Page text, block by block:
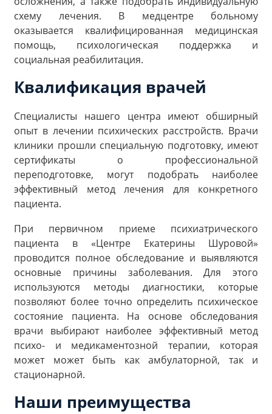
схему лечения. В медцентре больному
оказывается квалифицированная медицинская
помощь, психологическая поддержка и
социальная реабилитация.
Квалификация врачей
Специалисты нашего центра имеют обширный
опыт в лечении психических расстройств. Врачи
клиники прошли специальную подготовку, имеют
сертификаты о профессиональной
переподготовке, могут подобрать наиболее
эффективный метод лечения для конкретного
пациента.
При первичном приеме психиатрического
пациента в «Центре Екатерины Шуровой»
проводится полное обследование и выявляются
основные причины заболевания. Для этого
используются методы диагностики, которые
позволяют более точно определить психическое
состояние пациента. На основе обследования
врачи выбирают наиболее эффективный метод
психо- и медикаментозной терапии, которая
может может быть как амбулаторной, так и
стационарной.
Наши преимущества